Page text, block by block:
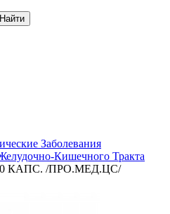
Найти
Заболевания
Кишечного Тракта
КАПС. /ПРО.МЕД.ЦС/